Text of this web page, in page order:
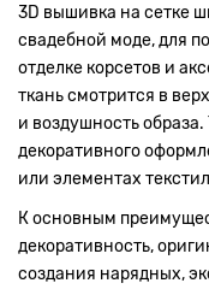
3D вышивка на сетке
свадебной моде, для
отделке корсетов и
ткань смотрится в
и воздушность
декоративного
или элементах
К основным
декоративность,
создания нарядных,